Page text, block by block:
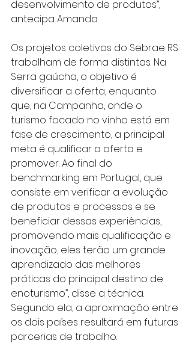
desenvolvimento de produtos”,
antecipa Amanda.
Os projetos coletivos do Sebrae RS
trabalham de forma distintas. Na
Serra gaúcha, o objetivo é
diversificar a oferta, enquanto
que, na Campanha, onde o
turismo focado no vinho está em
fase de crescimento, a principal
meta é qualificar a oferta e
promover. Ao final do
benchmarking em Portugal, que
consiste em verificar a evolução
de produtos e processos e se
beneficiar dessas experiências,
promovendo mais qualificação e
inovação, eles terão um grande
aprendizado das melhores
práticas do principal destino de
enoturismo”, disse a técnica.
Segundo ela, a aproximação entre
os dois países resultará em futuras
parcerias de trabalho.